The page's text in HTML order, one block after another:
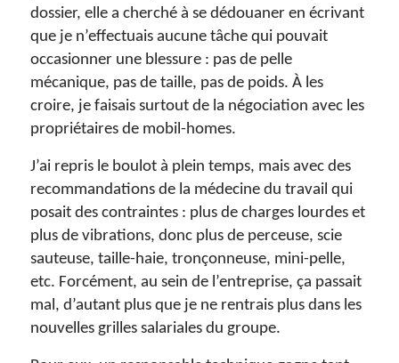
dossier, elle a cherché à se dédouaner en écrivant
que je n’effectuais aucune tâche qui pouvait
occasionner une blessure : pas de pelle
mécanique, pas de taille, pas de poids. À les
croire, je faisais surtout de la négociation avec les
propriétaires de mobil-homes.
J’ai repris le boulot à plein temps, mais avec des
recommandations de la médecine du travail qui
posait des contraintes : plus de charges lourdes et
plus de vibrations, donc plus de perceuse, scie
sauteuse, taille-haie, tronçonneuse, mini-pelle,
etc. Forcément, au sein de l’entreprise, ça passait
mal, d’autant plus que je ne rentrais plus dans les
nouvelles grilles salariales du groupe.